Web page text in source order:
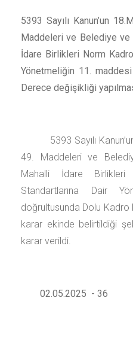
5393 Sayılı Kanun’un
Maddeleri ve Belediye ve
İdare Birlikleri Norm
Yönetmeliğin 11.
Derece değişikliği
5393 Sayılı Kanun’un
49. Maddeleri ve
Mahalli İdare
Standartlarına Dair
doğrultusunda Dolu Kadro
karar ekinde belirtildiği
karar verildi.
02.05.2025 - 36